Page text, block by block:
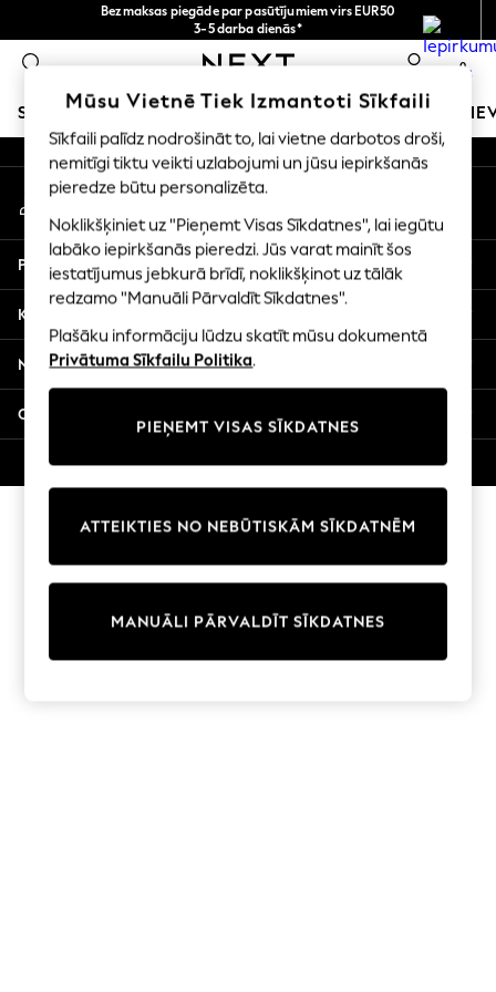
Bezmaksas piegāde par pasūtījumiem virs EUR50
3-5 darba dienās*
Tagad jūs varat
iepirkties latviešu valodā!
0
SKOLAS APĢĒRBS MEITENES ZĒNI MAZULIS
SCHOOLWEAR
All Boys Schoolwear
Shoes
Trousers
Shorts
Shirts
Polo Shirts
Sweatshirts & Jumpers
Multipacks
All Boys Sport & Swimwear
Swimwear
Tops
Joggers
An error occurred on client
Mūsu sociālie tīkli
Mans konts
Pierakstieties savā kontā
Palīdzība
Konfidencialitāte un juridiskā informācija
Nodaļas
Citi pakalpojumi
© 2026 Next Germany GmbH. Visas tiesības aizsargātas.
Mūsu Vietnē Tiek Izmantoti Sīkfaili
Sīkfaili palīdz nodrošināt to, lai vietne darbotos droši,
nemitīgi tiktu veikti uzlabojumi un jūsu iepirkšanās
pieredze būtu personalizēta.
Noklikšķiniet uz "Pieņemt Visas Sīkdatnes", lai iegūtu
labāko iepirkšanās pieredzi. Jūs varat mainīt šos
iestatījumus jebkurā brīdī, noklikšķinot uz tālāk
redzamo "Manuāli Pārvaldīt Sīkdatnes".
Plašāku informāciju lūdzu skatīt mūsu dokumentā
Privātuma Sīkfailu Politika.
PIEŅEMT VISAS SĪKDATNES
MANUĀLI PĀRVALDĪT SĪKDATNES
ATTEIKTIES NO NEBŪTISKĀM SĪKDATNĒM